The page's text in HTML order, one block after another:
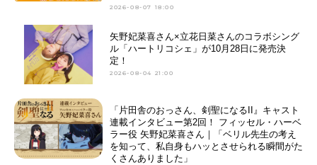
2026-08-07 18:00
矢野妃菜喜さん×立花日菜さんのコラボシング
ル「ハートリコシェ」が10月28日に発売決
定！
2026-08-04 21:00
「片田舎のおっさん、剣聖になるII』キャスト
連載インタビュー第2回！ フィッセル・ハーベ
ラー役 矢野妃菜喜さん｜「ベリル先生の考え
を知って、私自身もハッとさせられる瞬間がた
くさんありました」